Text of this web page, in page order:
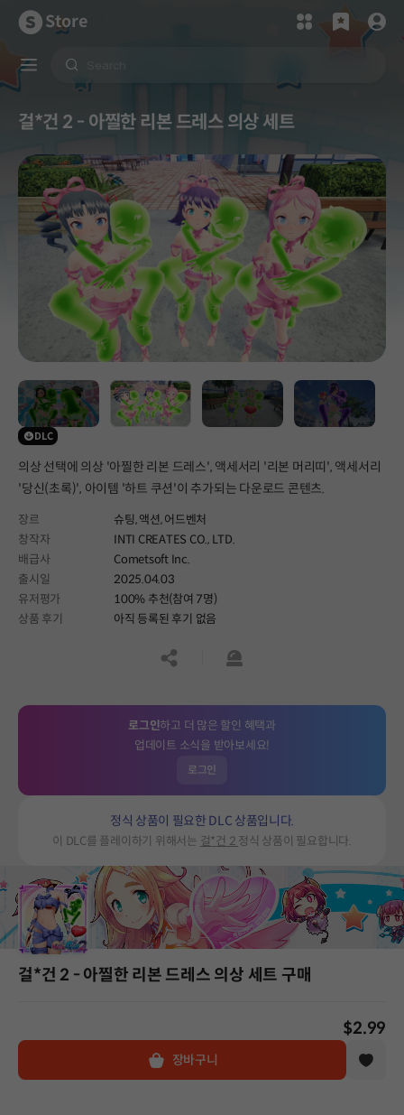
Store
걸*건 2 - 아찔한 리본 드레스 의상 세트
DLC
의상 선택에 의상 '아찔한 리본 드레스', 액세서리 '리본 머리띠', 액세서리
'당신(초록)', 아이템 '하트 쿠션'이 추가되는 다운로드 콘텐츠.
장르 슈팅,액션,어드벤처
창작자
INTI CREATES CO., LTD.
배급사
Cometsoft Inc.
출시일
2025.04.03
유저평가
100% 추천(참여 7명)
상품 후기
아직 등록된 후기 없음
공유하기신고하기
로그인하고 더 많은 할인 혜택과
업데이트 소식을 받아보세요!
로그인
정식 상품이 필요한 DLC 상품입니다.
이 DLC를 플레이하기 위해서는 걸*건 2 정식 상품이 필요합니다.
걸*건 2 - 아찔한 리본 드레스 의상 세트 구매
$2.99
장바구니